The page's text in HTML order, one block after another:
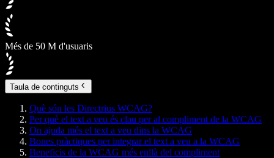
Més de 50 M d'usuaris
Taula de continguts
Què són les Directrius WCAG?
Per què el text a veu és clau per al compliment de la WCAG
On ajuda més el text a veu dins la WCAG
Bones pràctiques per integrar el text a veu a la WCAG
Beneficis de la WCAG més enllà del compliment